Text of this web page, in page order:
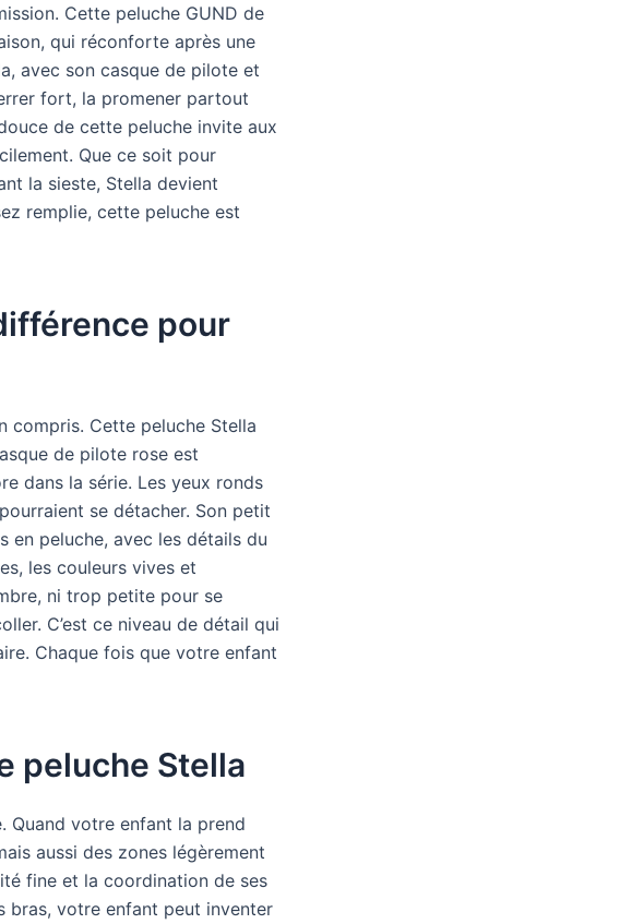
Cette peluche GUND de
qui réconforte après une
avec son casque de pilote et
fort, la promener partout
de cette peluche invite aux
Que ce soit pour
la sieste, Stella devient
remplie, cette peluche est
pour
compris. Cette peluche Stella
de pilote rose est
dans la série. Les yeux ronds
se détacher. Son petit
en peluche, avec les détails du
les couleurs vives et
ni trop petite pour se
C’est ce niveau de détail qui
Chaque fois que votre enfant
peluche Stella
Quand votre enfant la prend
aussi des zones légèrement
fine et la coordination de ses
bras, votre enfant peut inventer